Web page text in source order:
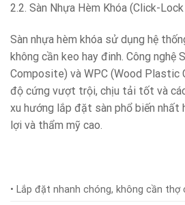
2.2. Sàn Nhựa Hèm Khóa (Click-
Sàn nhựa hèm khóa sử dụng hệ
không cần keo hay đinh. Công nghệ
Composite) và WPC (Wood Plastic
độ cứng vượt trội, chịu tải tốt và
xu hướng lắp đặt sàn phổ biến nhất
lợi và thẩm mỹ cao.
• Lắp đặt nhanh chóng, không cần thợ